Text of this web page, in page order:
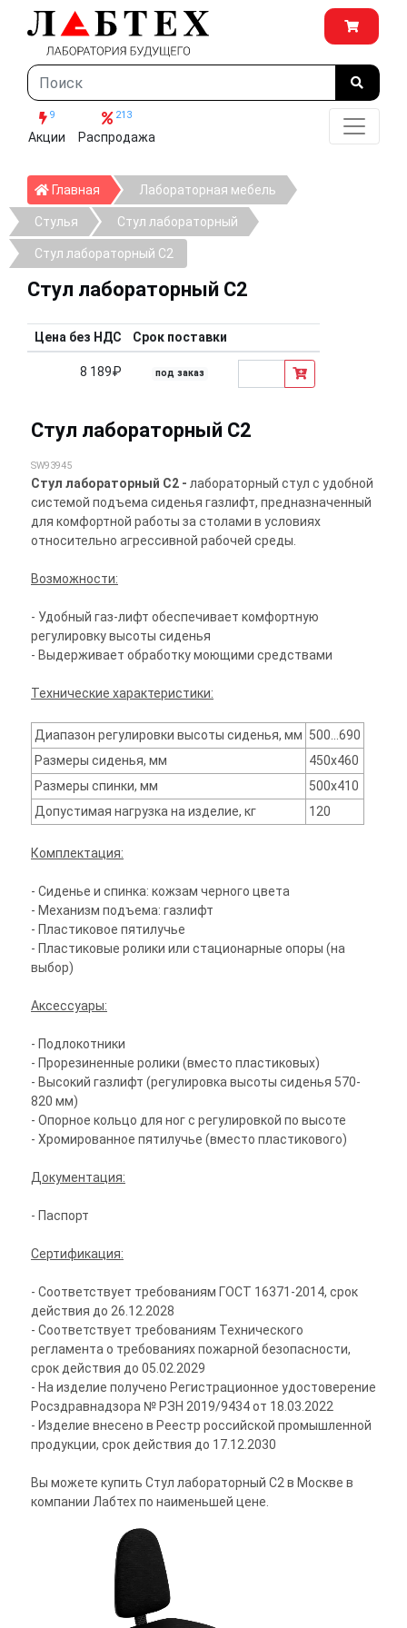
9
Акции
213
Распродажа
Главная ГлавнаяЛабораторная мебель
Стулья Стул лабораторный
Стул лабораторный С2
Стул лабораторный С2
Цена без НДС Срок поставки
8 189₽ под заказ
Стул лабораторный С2
SW93945
Стул лабораторный С2 - лабораторный стул с удобной
системой подъема сиденья газлифт, предназначенный
для комфортной работы за столами в условиях
относительно агрессивной рабочей среды.
Возможности:
- Удобный газ-лифт обеспечивает комфортную
регулировку высоты сиденья
- Выдерживает обработку моющими средствами
Технические характеристики:
Диапазон регулировки высоты сиденья, мм 500…690
Размеры сиденья, мм
450x460
Размеры спинки, мм
500x410
Допустимая нагрузка на изделие, кг
120
Комплектация:
- Сиденье и спинка: кожзам черного цвета
- Механизм подъема: газлифт
- Пластиковое пятилучье
- Пластиковые ролики или стационарные опоры (на
выбор)
Аксессуары:
- Подлокотники
- Прорезиненные ролики (вместо пластиковых)
- Высокий газлифт (регулировка высоты сиденья 570-
820 мм)
- Опорное кольцо для ног с регулировкой по высоте
- Хромированное пятилучье (вместо пластикового)
Документация:
- Паспорт
Сертификация:
- Соответствует требованиям ГОСТ 16371-2014, срок
действия до 26.12.2028
- Соответствует требованиям Технического
регламента о требованиях пожарной безопасности,
срок действия до 05.02.2029
- На изделие получено Регистрационное удостоверение
Росздравнадзора № РЗН 2019/9434 от 18.03.2022
- Изделие внесено в Реестр российской промышленной
продукции, срок действия до 17.12.2030
Вы можете купить Стул лабораторный С2 в Москве в
компании Лабтех по наименьшей цене.